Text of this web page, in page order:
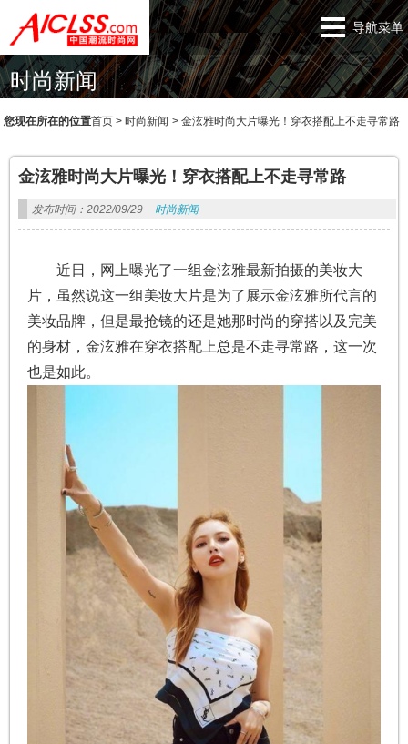
导航菜单
时尚新闻
您现在所在的位置首页 > 时尚新闻 >金泫雅时尚大片曝光！穿衣搭配上不走寻常路
金泫雅时尚大片曝光！穿衣搭配上不走寻常路
发布时间：2022/09/29 时尚新闻
近日，网上曝光了一组金泫雅最新拍摄的美妆大
片，虽然说这一组美妆大片是为了展示金泫雅所代言的
美妆品牌，但是最抢镜的还是她那时尚的穿搭以及完美
的身材，金泫雅在穿衣搭配上总是不走寻常路，这一次
也是如此。